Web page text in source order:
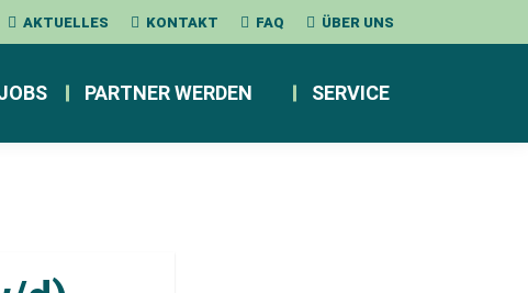
AKTUELLES KONTAKT FAQ ÜBER UNS
PARTNER WERDEN SERVICE